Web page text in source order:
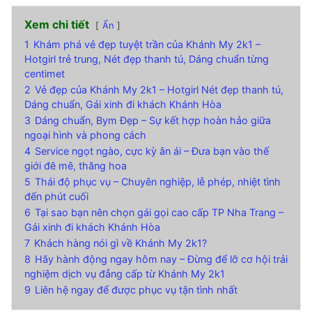
Xem chi tiết Ẩn
1 Khám phá vẻ đẹp tuyệt trần của Khánh My 2k1 –
Hotgirl trẻ trung, Nét đẹp thanh tú, Dáng chuẩn từng
centimet
2 Vẻ đẹp của Khánh My 2k1 – Hotgirl Nét đẹp thanh tú,
Dáng chuẩn, Gái xinh đi khách Khánh Hòa
3 Dáng chuẩn, Bym Đẹp – Sự kết hợp hoàn hảo giữa
ngoại hình và phong cách
4 Service ngọt ngào, cực kỳ ân ái – Đưa bạn vào thế
giới đê mê, thăng hoa
5 Thái độ phục vụ – Chuyên nghiệp, lễ phép, nhiệt tình
đến phút cuối
6 Tại sao bạn nên chọn gái gọi cao cấp TP Nha Trang –
Gái xinh đi khách Khánh Hòa
7 Khách hàng nói gì về Khánh My 2k1?
8 Hãy hành động ngay hôm nay – Đừng để lỡ cơ hội trải
nghiệm dịch vụ đẳng cấp từ Khánh My 2k1
9 Liên hệ ngay để được phục vụ tận tình nhất